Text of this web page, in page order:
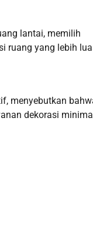
lantai, memilih
ruang yang lebih
menyebutkan
dekorasi